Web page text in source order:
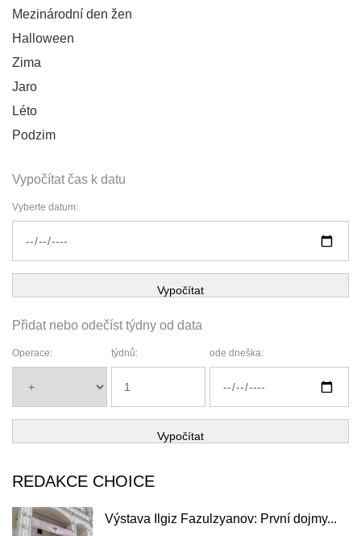
Mezinárodní den žen
Halloween
Zima
Jaro
Léto
Podzim
Vypočítat čas k datu
Vyberte datum:
Vypočítat
Přidat nebo odečíst týdny od data
Operace: týdnů: ode dneška:
Vypočítat
REDAKCE CHOICE
Výstava Ilgiz Fazulzyanov: První dojmy...